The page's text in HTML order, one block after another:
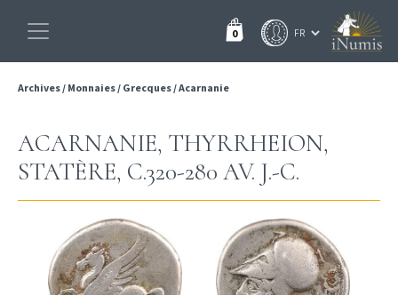
0
Archives/ Monnaies/ Grecques/Acarnanie
ACARNANIE, THYRRHEION,
STATÈRE, C.320-280 AV. J.-C.